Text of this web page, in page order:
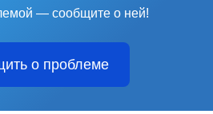
— сообщите о ней!
о проблеме